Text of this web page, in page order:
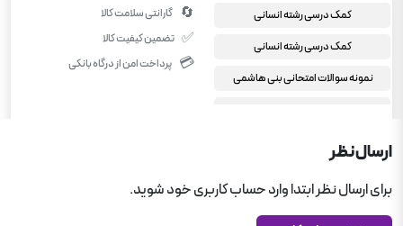
کمک درسی رشته انسانی
کمک درسی رشته انسانی
نمونه سوالات امتحانی بنی هاشمی
🔄 گارانتی سلامت کالا
✅ تضمین کیفیت کالا
💳 پرداخت امن از درگاه بانکی
ارسال نظر
برای ارسال نظر ابتدا وارد حساب کاربری خود شوید.